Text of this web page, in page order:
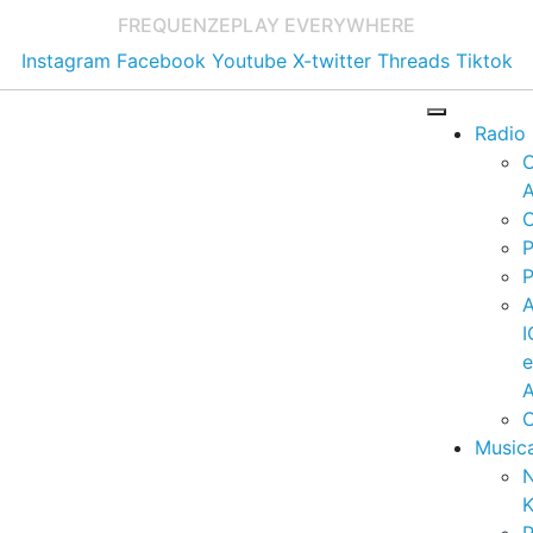
FREQUENZEPLAY EVERYWHERE
Instagram Facebook Youtube X-twitter Threads Tiktok
Radio
e